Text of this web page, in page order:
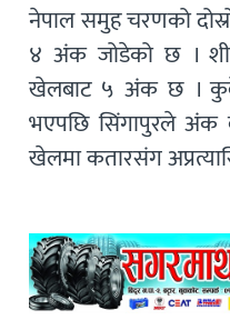
नेपाल समुह चरणको
४ अंक जोडेको छ ।
खेलबाट ५ अंक छ ।
भएपछि सिंगापुरले अंक
खेलमा कतारसंग